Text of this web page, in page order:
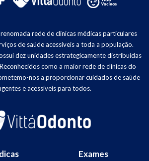
rede de clínicas médicas particulares
de saúde acessíveis a toda a população.
dez unidades estrategicamente distribuídas
como a maior rede de clínicas do
nos a proporcionar cuidados de saúde
e acessíveis para todos.
Exames